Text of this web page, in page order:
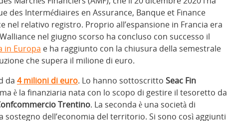
des Intermédiaires en Assurance, Banque et Finance
nel relativo registro. Proprio all’espansione in Francia era
nel giugno scorso ha concluso con successo il
in Europa e ha raggiunto con la chiusura della semestrale
che supera il milione di euro.
da 4 milioni di euro. Lo hanno sottoscritto Seac Fin
è la finanziaria nata con lo scopo di gestire il tesoretto da
Trentino. La seconda è una società di
sostegno dell’economia del territorio. Si sono così aggiunti